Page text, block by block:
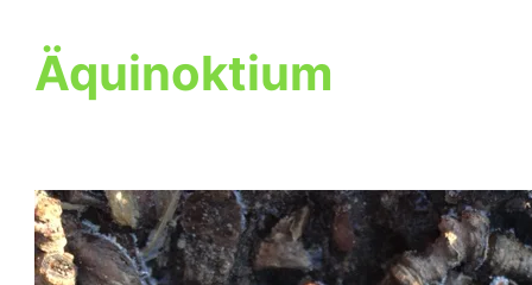
Äquinoktium